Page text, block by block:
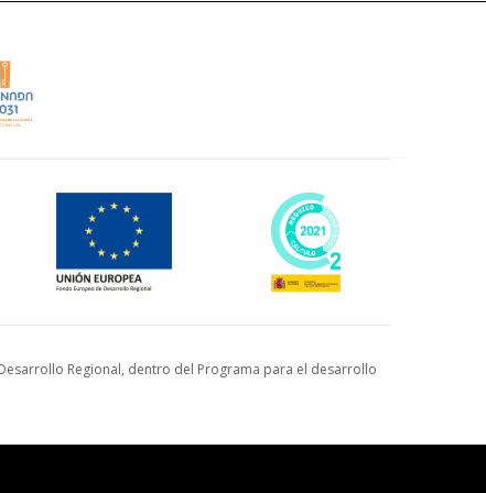
Regional, dentro del Programa para el desarrollo